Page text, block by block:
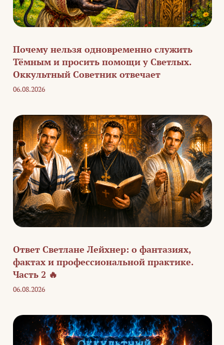
Почему нельзя одновременно служить
Тёмным и просить помощи у Светлых.
Оккультный Советник отвечает
06.08.2026
Ответ Светлане Лейхнер: о фантазиях,
фактах и профессиональной практике.
Часть 2 🔥
06.08.2026